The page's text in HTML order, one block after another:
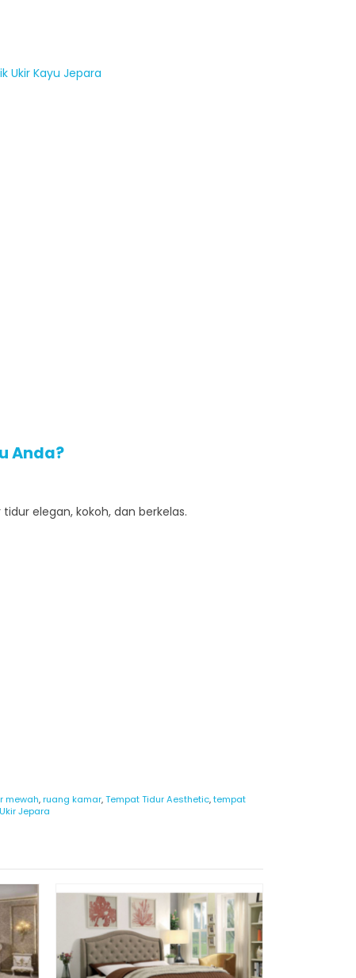
Anda?
elegan, kokoh, dan berkelas.
mewah,ruang kamar,Tempat Tidur Aesthetic,tempat
Jepara